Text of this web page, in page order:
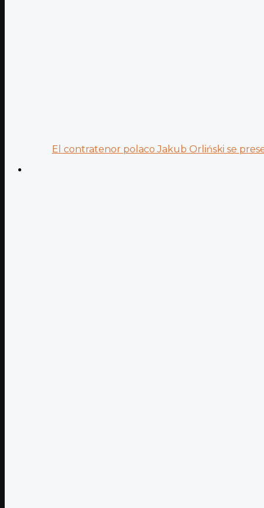
El contratenor polaco Jakub Orliński se